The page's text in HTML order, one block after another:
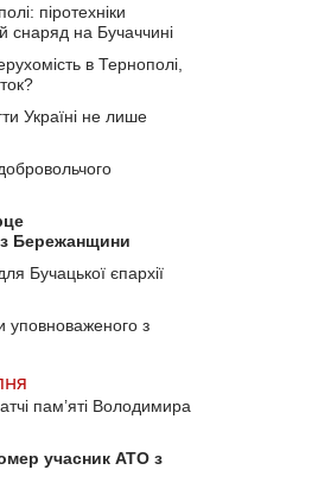
піротехніки
снаряд на Бучаччині
в Тернополі,
Україні не лише
Бережанщини
Бучацької єпархії
уповноваженого з
пам’яті Володимира
учасник АТО з